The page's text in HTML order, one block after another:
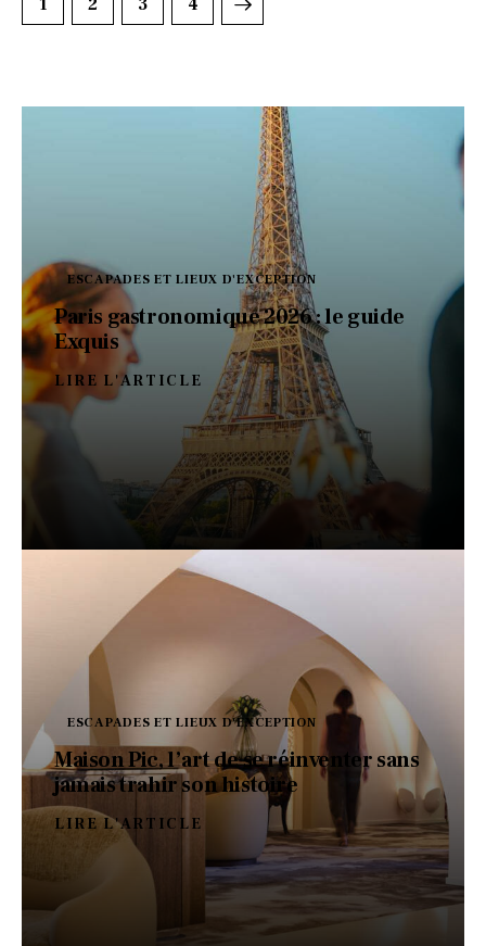
ESCAPADES ET LIEUX D'EXCEPTION
Paris gastronomique 2026 : le guide
Exquis
LIRE L'ARTICLE
ESCAPADES ET LIEUX D'EXCEPTION
Maison Pic, l’art de se réinventer sans
jamais trahir son histoire
LIRE L'ARTICLE